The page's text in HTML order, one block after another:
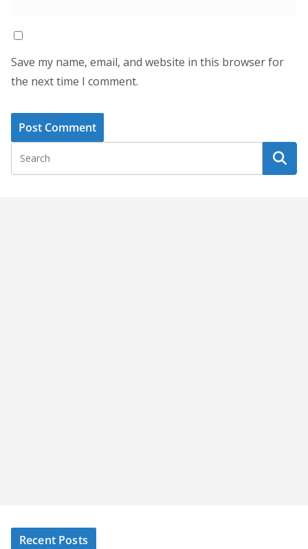
Save my name, email, and website in this browser for
the next time I comment.
Recent Posts